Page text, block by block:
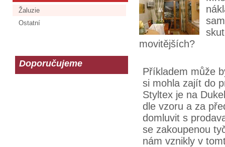
Žaluzie
Ostatní
Doporučujeme
movitějších?
Příkladem může
si mohla zajít do
Styltex je na
dle vzoru a za
domluvit s
se zakoupenou
nám vznikly v